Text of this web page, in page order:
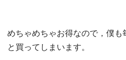
めちゃめちゃお得なので，僕
と買ってしまいます。